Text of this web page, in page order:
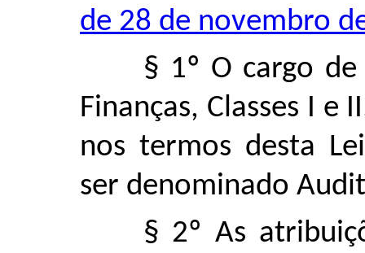
de 28 de novembro
§ 1º O cargo
Finanças, Classes I e
nos termos desta
ser denominado
§ 2º As